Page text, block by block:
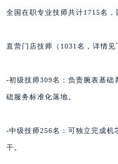
全国在职专业技师共计1715名，
直营门店技师（1031名，详情见
-初级技师309名：负责腕表基础
础服务标准化落地。
-中级技师256名：可独立完成机
干。